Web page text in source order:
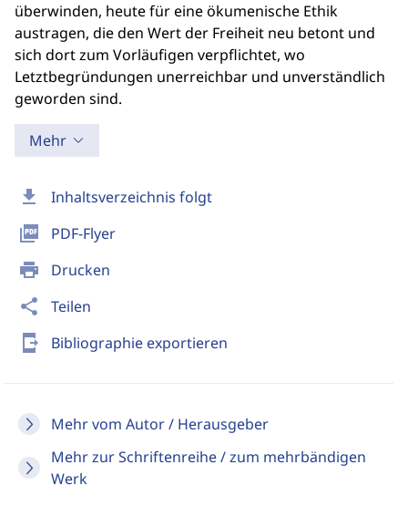
download Inhaltsverzeichnis folgt
picture_as_pdf PDF-Flyer
print Drucken
share Teilen
send_to_mobile Bibliographie exportieren
Mehr vom Autor / Herausgeber
Mehr zur Schriftenreihe / zum mehrbändigen
Werk
überwinden, heute für eine ökumenische Ethik
austragen, die den Wert der Freiheit neu betont und
sich dort zum Vorläufigen verpflichtet, wo
Letztbegründungen unerreichbar und unverständlich
geworden sind.
Mehr